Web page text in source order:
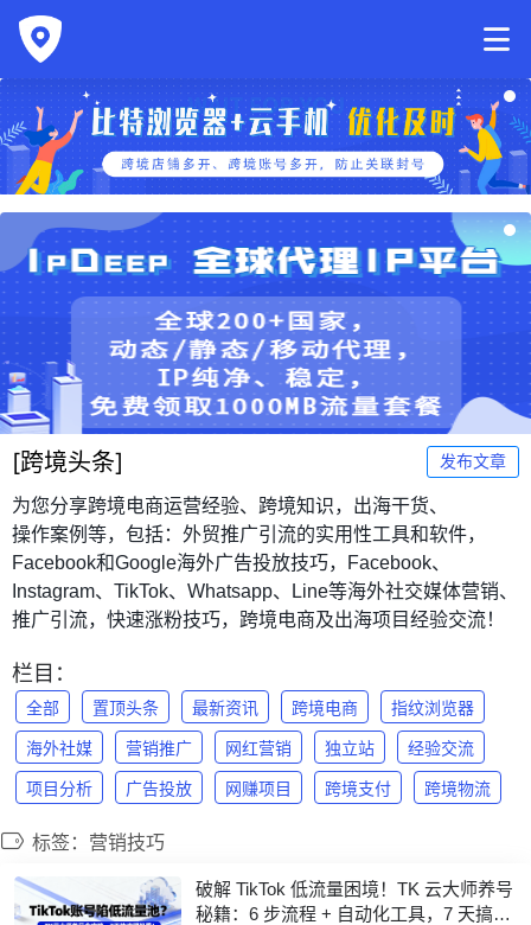
[跨境头条] 发布文章
为您分享跨境电商运营经验、跨境知识，出海干货、
操作案例等，包括：外贸推广引流的实用性工具和软件，
Facebook和Google海外广告投放技巧，Facebook、
Instagram、TikTok、Whatsapp、Line等海外社交媒体营销、
推广引流，快速涨粉技巧，跨境电商及出海项目经验交流！
栏目：
全部 置顶头条 最新资讯 跨境电商 指纹浏览器
海外社媒 营销推广 网红营销 独立站 经验交流
项目分析 广告投放 网赚项目 跨境支付 跨境物流
标签：营销技巧
破解 TikTok 低流量困境！TK 云大师养号
秘籍：6 步流程 + 自动化工具，7 天搞定